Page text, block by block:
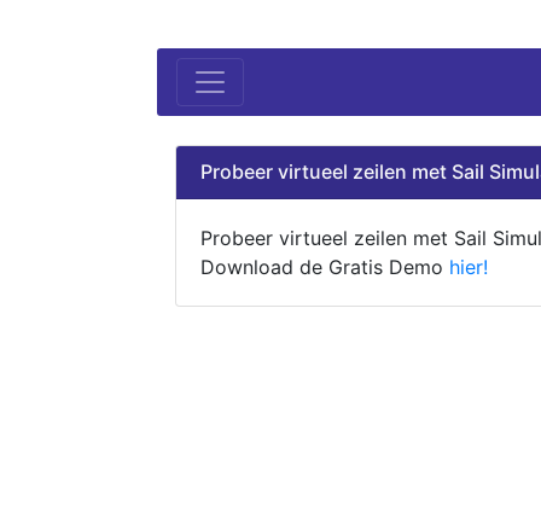
Probeer virtueel zeilen met Sail
Probeer virtueel zeilen met Sail
Download de Gratis Demo hier!